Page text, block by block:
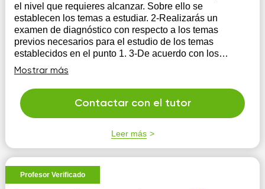
el nivel que requieres alcanzar. Sobre ello se
establecen los temas a estudiar. 2-Realizarás un
examen de diagnóstico con respecto a los temas
previos necesarios para el estudio de los temas
establecidos en el punto 1. 3-De acuerdo con los
resultados del examen en el punto 2, se crea un
programa completo que contemple los temas de los
puntos 1 y 2.
Mostrar más
Contactar con el tutor
Leer más
Profesor Verificado